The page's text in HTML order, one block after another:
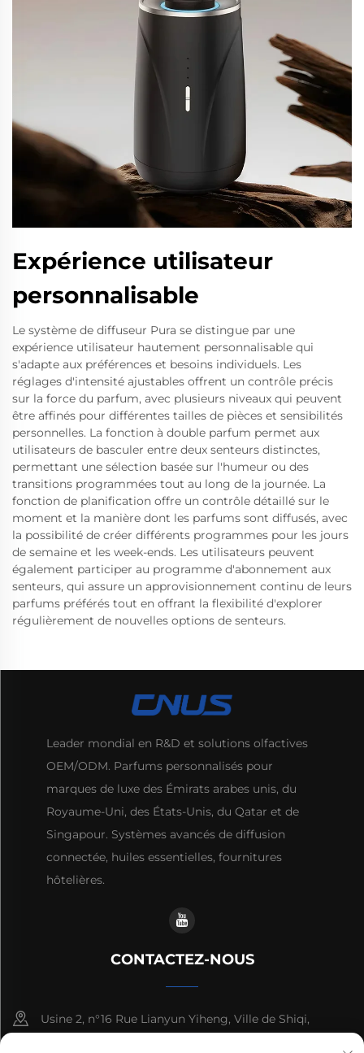
Expérience utilisateur
personnalisable
Le système de diffuseur Pura se distingue par une
expérience utilisateur hautement personnalisable qui
s'adapte aux préférences et besoins individuels. Les
réglages d'intensité ajustables offrent un contrôle précis
sur la force du parfum, avec plusieurs niveaux qui peuvent
être affinés pour différentes tailles de pièces et sensibilités
personnelles. La fonction à double parfum permet aux
utilisateurs de basculer entre deux senteurs distinctes,
permettant une sélection basée sur l'humeur ou des
transitions programmées tout au long de la journée. La
fonction de planification offre un contrôle détaillé sur le
moment et la manière dont les parfums sont diffusés, avec
la possibilité de créer différents programmes pour les jours
de semaine et les week-ends. Les utilisateurs peuvent
également participer au programme d'abonnement aux
senteurs, qui assure un approvisionnement continu de leurs
parfums préférés tout en offrant la flexibilité d'explorer
régulièrement de nouvelles options de senteurs.
Leader mondial en R&D et solutions olfactives
OEM/ODM. Parfums personnalisés pour
marques de luxe des Émirats arabes unis, du
Royaume-Uni, des États-Unis, du Qatar et de
Singapour. Systèmes avancés de diffusion
connectée, huiles essentielles, fournitures
hôtelières.
CONTACTEZ-NOUS
Usine 2, n°16 Rue Lianyun Yiheng, Ville de Shiqi,